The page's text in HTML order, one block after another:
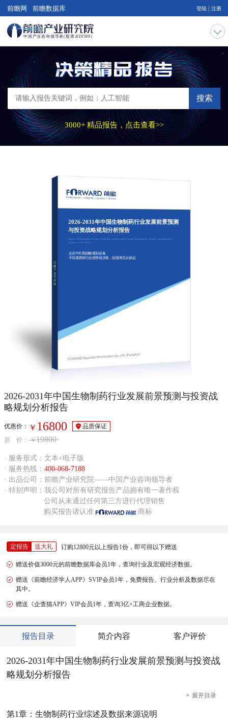
前瞻网 前瞻数据库 登陆 注册
搜索
3000+ 精品报告，点击查看>>
2026-2031年中国生物制药行业发展前景预测
与投资战略规划分析报告
Report of Development Prospect Prediction and Investment Strategy Planning on China Bio-pharmaceutical
Industry（2026-2031）
企业中长期战略规划必备
不深度调研行业形势就决策，回报将无从谈起
2026-2031年中国生物制药行业发展前景预测与投资战
略规划分析报告
优惠价： ￥ 16800
品质保证
原 价： ￥19800
· 服务形式：文本+电子版
· 服务热线： 400-068-7188
· 出品公司：前瞻产业研究院——中国产业咨询领导者
· 特别声明：我公司对所有研究报告产品拥有唯一著作权
公司从未通过任何第三方进行代理销售
购买报告请认准
商标
定报告 送大礼 订购12800元以上报告1份，即可得以下赠送
赠送价值3000元的前瞻数据库会员1年，查询行业及宏观经济数据。
赠送《前瞻经济学人APP》SVIP会员1年，免费报告、行业分析及数据尽在
其中。
赠送《企查猫APP》VIP会员1年，查询3亿+工商企业数据。
报告目录 简介内容 客户评价
2026-2031年中国生物制药行业发展前景预测与投资战
略规划分析报告
+ 展开目录
第1章：生物制药行业综述及数据来源说明